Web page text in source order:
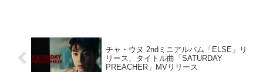
チャ・ウヌ 2ndミニアルバム「ELSE」リ
リース、タイトル曲「SATURDAY
PREACHER」MVリリース